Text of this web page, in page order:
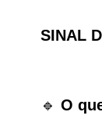
SINAL
🔹 O